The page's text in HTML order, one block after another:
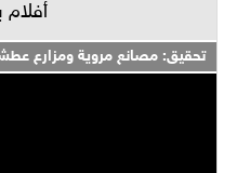
أفلام
تحقيق: مصانع مروية ومزارع